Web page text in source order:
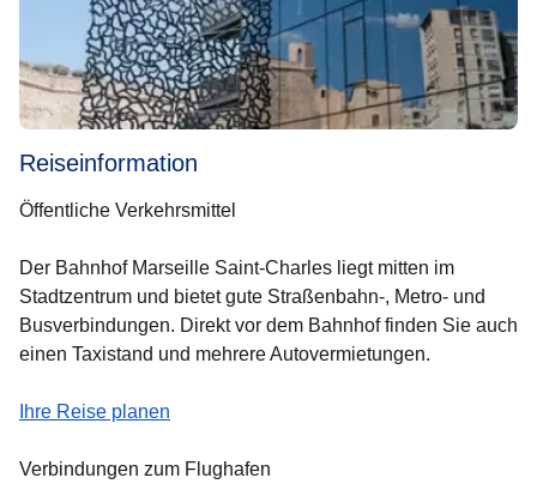
Reiseinformation
Öffentliche Verkehrsmittel
Der Bahnhof Marseille Saint-Charles liegt mitten im
Stadtzentrum und bietet gute Straßenbahn-, Metro- und
Busverbindungen. Direkt vor dem Bahnhof finden Sie auch
einen Taxistand und mehrere Autovermietungen.
Ihre Reise planen
Verbindungen zum Flughafen